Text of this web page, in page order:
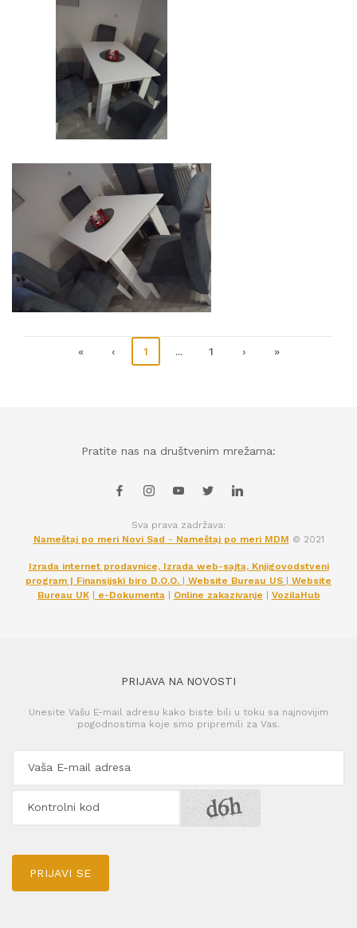
« ‹ 1 ... 1 › »
Pratite nas na društvenim mrežama:
Sva prava zadržava:
Nameštaj po meri Novi Sad - Nameštaj po meri MDM © 2021
Izrada internet prodavnice, Izrada web-sajta, Knjigovodstveni
program | Finansijski biro D.O.O.
Website Bureau US
Website
Bureau UK| e-Dokumenta| Online zakazivanje VozilaHub
PRIJAVA NA NOVOSTI
Unesite Vašu E-mail adresu kako biste bili u toku sa najnovijim
pogodnostima koje smo pripremili za Vas.
PRIJAVI SE